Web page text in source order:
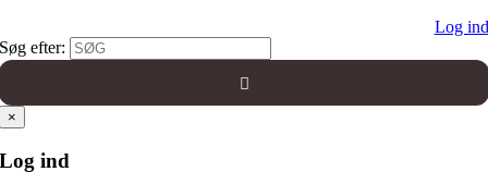
Log ind
Søg efter:
×
Log ind